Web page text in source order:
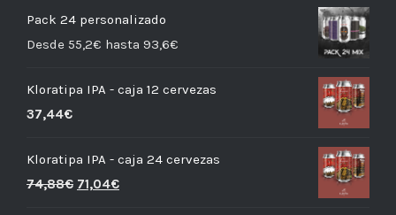
Pack 24 personalizado
Desde 55,2€ hasta 93,6€
Kloratipa IPA - caja 12 cervezas
37,44€
Kloratipa IPA - caja 24 cervezas
74,88€ 71,04€